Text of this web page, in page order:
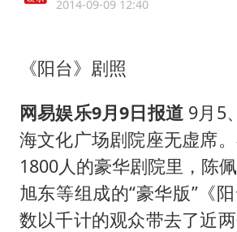
看守所辅警收
U17国足1分钟
中国养老床位“
2014-09-09 12:40
《阳台》剧照
网易娱乐9月9日报道 9月5
海文化广场剧院座无虚席
1800人的豪华剧院里，陈
旭东等组成的“豪华版”《
数以千计的观众带去了近